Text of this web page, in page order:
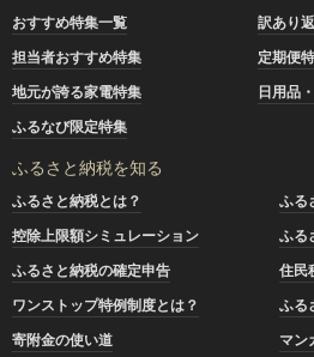
おすすめ特集一覧
訳あり
担当者おすすめ特集
定期便
地元が誇る家電特集
日用品
ふるなび限定特集
ふるさと納税を知る
ふるさと納税とは？
ふる
控除上限額シミュレーション
ふる
ふるさと納税の確定申告
住民
ワンストップ特例制度とは？
ふる
寄附金の使い道
マン